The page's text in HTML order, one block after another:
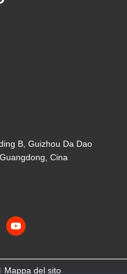
B, Guizhou Da Dao
Cina
| Mappa del sito